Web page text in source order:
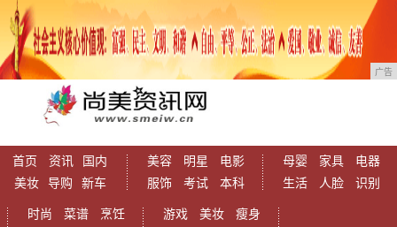
广告
首页 资讯
国内
美妆
导购 新车
美容 明星
电影
服饰
考试 本科
母婴 家具
电器
生活
人脸 识别
时尚 菜谱
烹饪
游戏 美妆
瘦身